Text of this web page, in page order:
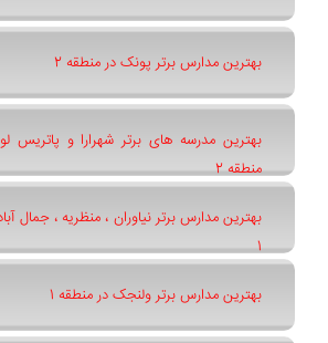
بهترین مدارس برتر پونک در منطقه 2
بهترین مدرسه های برتر شهرارا و پاتريس
منطقه 2
بهترین مدارس برتر نیاوران ، منظریه ، جمال
1
بهترین مدارس برتر ولنجک در منطقه 1